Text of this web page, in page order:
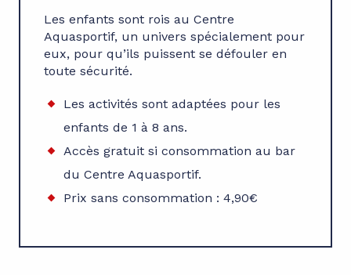
Les enfants sont rois au Centre
Aquasportif, un univers spécialement pour
eux, pour qu’ils puissent se défouler en
toute sécurité.
Les activités sont adaptées pour les
enfants de 1 à 8 ans.
Accès gratuit si consommation au bar
du Centre Aquasportif.
Prix sans consommation : 4,90€